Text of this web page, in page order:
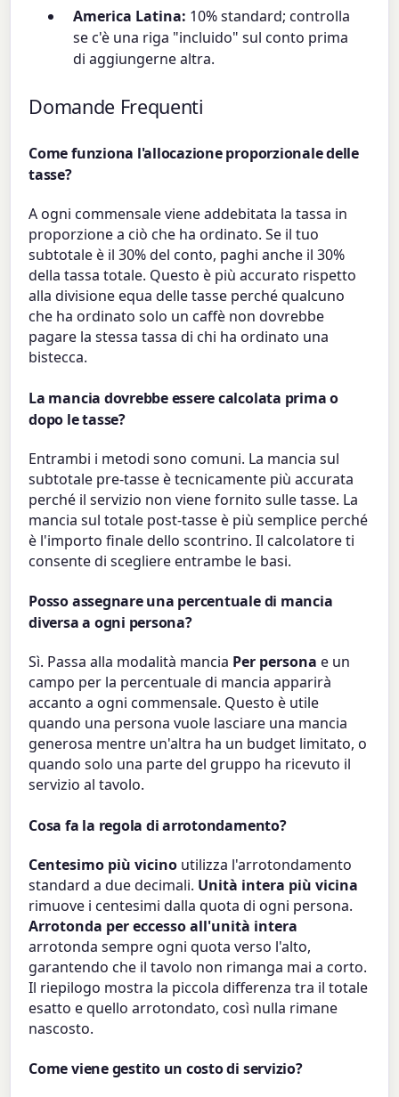
America Latina: 10% standard; controlla
se c'è una riga "incluido" sul conto prima
di aggiungerne altra.
Domande Frequenti
Come funziona l'allocazione proporzionale delle
tasse?
A ogni commensale viene addebitata la tassa in
proporzione a ciò che ha ordinato. Se il tuo
subtotale è il 30% del conto, paghi anche il 30%
della tassa totale. Questo è più accurato rispetto
alla divisione equa delle tasse perché qualcuno
che ha ordinato solo un caffè non dovrebbe
pagare la stessa tassa di chi ha ordinato una
bistecca.
La mancia dovrebbe essere calcolata prima o
dopo le tasse?
Entrambi i metodi sono comuni. La mancia sul
subtotale pre-tasse è tecnicamente più accurata
perché il servizio non viene fornito sulle tasse. La
mancia sul totale post-tasse è più semplice perché
è l'importo finale dello scontrino. Il calcolatore ti
consente di scegliere entrambe le basi.
Posso assegnare una percentuale di mancia
diversa a ogni persona?
Sì. Passa alla modalità mancia Per persona e un
campo per la percentuale di mancia apparirà
accanto a ogni commensale. Questo è utile
quando una persona vuole lasciare una mancia
generosa mentre un'altra ha un budget limitato, o
quando solo una parte del gruppo ha ricevuto il
servizio al tavolo.
Cosa fa la regola di arrotondamento?
Centesimo più vicino utilizza l'arrotondamento
standard a due decimali. Unità intera più vicina
rimuove i centesimi dalla quota di ogni persona.
Arrotonda per eccesso all'unità intera
arrotonda sempre ogni quota verso l'alto,
garantendo che il tavolo non rimanga mai a corto.
Il riepilogo mostra la piccola differenza tra il totale
esatto e quello arrotondato, così nulla rimane
nascosto.
Come viene gestito un costo di servizio?